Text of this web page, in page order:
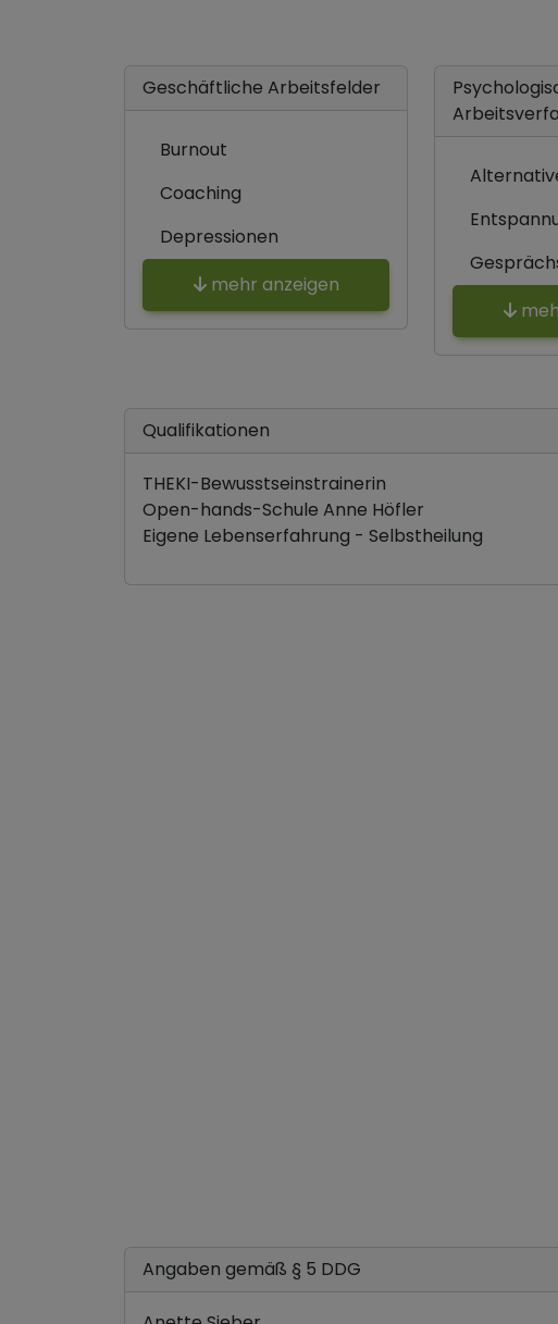
Geschäftliche Arbeitsfelder
Burnout
Coaching
Depressionen
mehr anzeigen
Qualifikationen
THEKI-Bewusstseinstrainerin
Open-hands-Schule Anne Höfler
Eigene Lebenserfahrung - Selbstheilung
Angaben gemäß § 5 DDG